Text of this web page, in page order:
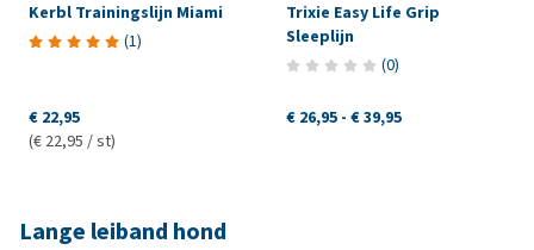
Kerbl Trainingslijn Miami
(1)
€ 22,95
(€ 22,95 / st)
Trixie Easy Life Grip
Sleeplijn
(0)
€ 26,95 - € 39,95
Lange leiband hond